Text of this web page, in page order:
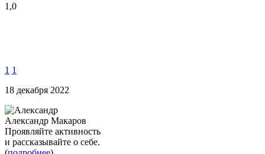
1,0
1 1
18 декабря 2022
Александр Макаров
Проявляйте активность
и рассказывайте о себе.